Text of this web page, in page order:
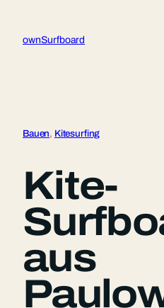
springen
ownSurfboard
Bauen, Kitesurfing
Kite-
aus